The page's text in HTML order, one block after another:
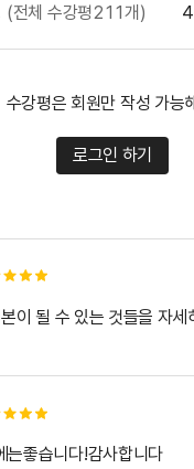
(전체 수강평211개)
수강평은 회원만 작성 가능
로그인 하기
개
이 될 수 있는 것들을 자세
개
는좋습니다!감사합니다